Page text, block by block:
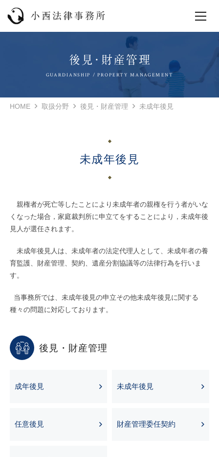
GUARDIANSHIP / PROPERTY MANAGEMENT
HOME 取扱分野 後見・財産管理 未成年後見
未成年後見
親権者が死亡等したことにより未成年者の親権を行う者がいな
くなった場合，家庭裁判所に申立てをすることにより，未成年後
見人が選任されます。
未成年後見人は、未成年者の法定代理人として、未成年者の養
育監護、財産管理、契約、遺産分割協議等の法律行為を行いま
す。
当事務所では、未成年後見の申立その他未成年後見に関する
種々の問題に対応しております。
後見・財産管理
成年後見 未成年後見
任意後見 財産管理委任契約